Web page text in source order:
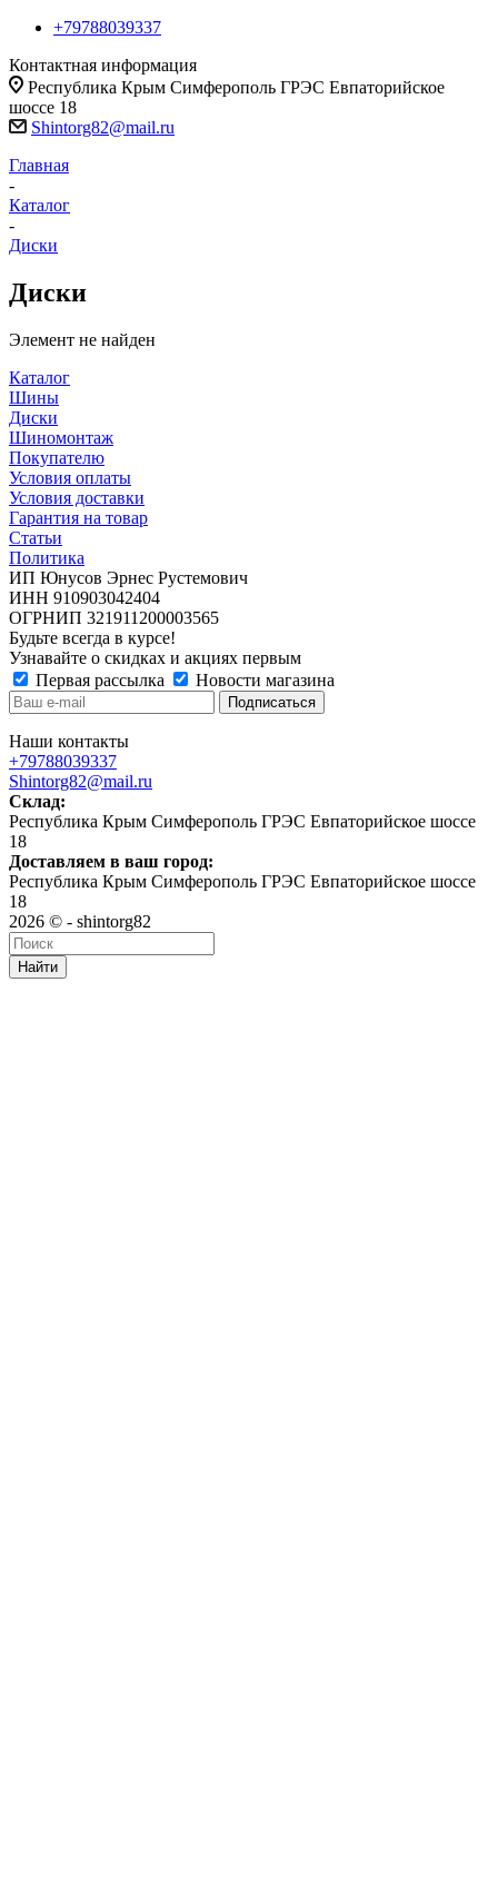
+79788039337
Контактная информация
Республика Крым Симферополь ГРЭС Евпаторийское
шоссе 18
Shintorg82@mail.ru
Главная
-
Каталог
-
Диски
Диски
Элемент не найден
Каталог
Шины
Диски
Шиномонтаж
Покупателю
Условия оплаты
Условия доставки
Гарантия на товар
Статьи
Политика
ИП Юнусов Эрнес Рустемович
ИНН 910903042404
ОГРНИП 321911200003565
Будьте всегда в курсе!
Узнавайте о скидках и акциях первым
Первая рассылка
Новости магазина
Наши контакты
+79788039337
Shintorg82@mail.ru
Склад:
Республика Крым Симферополь ГРЭС Евпаторийское шоссе
18
Доставляем в ваш город:
Республика Крым Симферополь ГРЭС Евпаторийское шоссе
18
2026 © - shintorg82
Найти